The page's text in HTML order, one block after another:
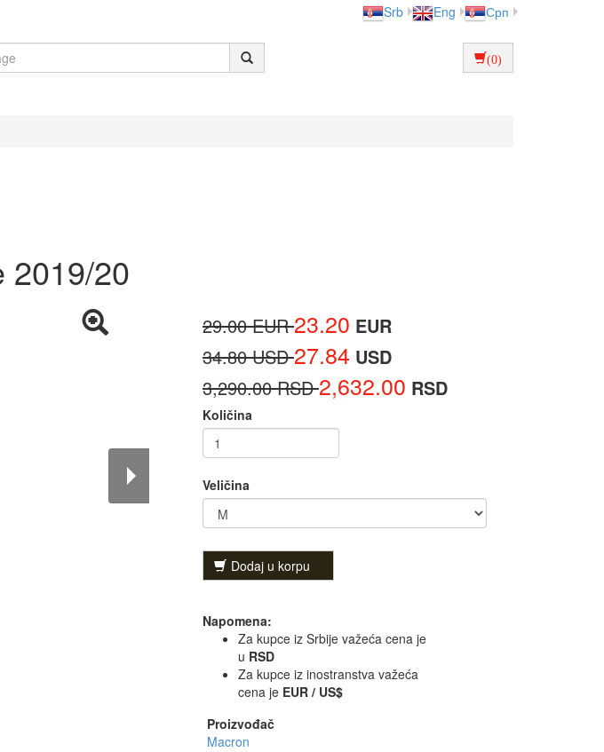
Srb Eng Срп
(0)
2019/20
29.00 EUR23.20 EUR
34.80 USD27.84 USD
3,290.00 RSD2,632.00 RSD
Količina
Veličina
Dodaj u korpu
Napomena:
Za kupce iz Srbije važeća cena je
u RSD
Za kupce iz inostranstva važeća
cena je EUR / US$
Proizvođač
Macron